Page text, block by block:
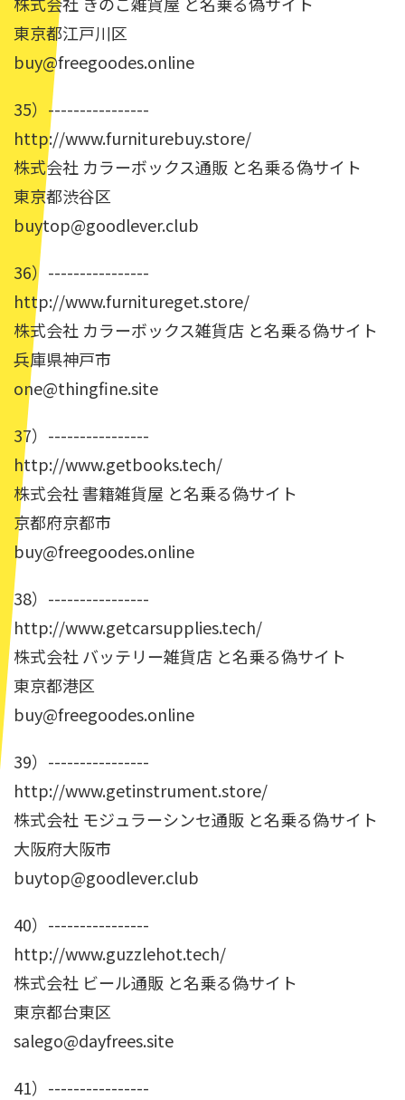
東京都江戸川区
buy@freegoodes.online
35）----------------
http://www.furniturebuy.store/
株式会社 カラーボックス通販 と名乗る偽サイト
東京都渋谷区
buytop@goodlever.club
36）----------------
http://www.furnitureget.store/
株式会社 カラーボックス雑貨店 と名乗る偽サイト
兵庫県神戸市
one@thingfine.site
37）----------------
http://www.getbooks.tech/
株式会社 書籍雑貨屋 と名乗る偽サイト
京都府京都市
buy@freegoodes.online
38）----------------
http://www.getcarsupplies.tech/
株式会社 バッテリー雑貨店 と名乗る偽サイト
東京都港区
buy@freegoodes.online
39）----------------
http://www.getinstrument.store/
株式会社 モジュラーシンセ通販 と名乗る偽サイト
大阪府大阪市
buytop@goodlever.club
40）----------------
http://www.guzzlehot.tech/
株式会社 ビール通販 と名乗る偽サイト
東京都台東区
salego@dayfrees.site
41）----------------